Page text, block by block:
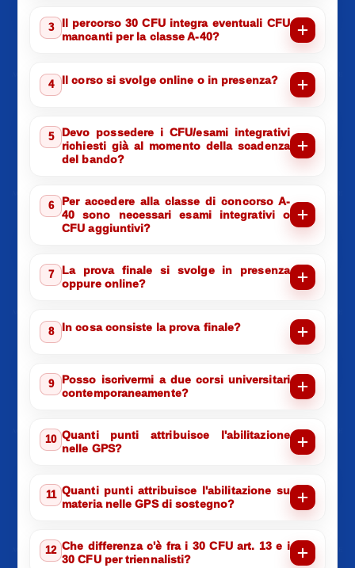
3
Il percorso 30 CFU integra eventuali CFU
mancanti per la classe A-40?
4 Il corso si svolge online o in presenza?
5
Devo possedere i CFU/esami integrativi
richiesti già al momento della scadenza
del bando?
6
Per accedere alla classe di concorso A-
40 sono necessari esami integrativi o
CFU aggiuntivi?
7
La prova finale si svolge in presenza
oppure online?
8 In cosa consiste la prova finale?
9
Posso iscrivermi a due corsi universitari
contemporaneamente?
10 Quanti punti attribuisce l'abilitazione
nelle GPS?
11 Quanti punti attribuisce l'abilitazione su
materia nelle GPS di sostegno?
12 Che differenza c'è fra i 30 CFU art. 13 e i
30 CFU per triennalisti?